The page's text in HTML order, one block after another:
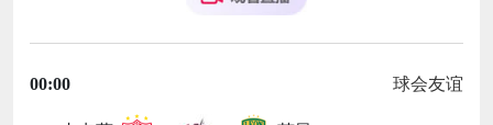
00:00 球会友谊